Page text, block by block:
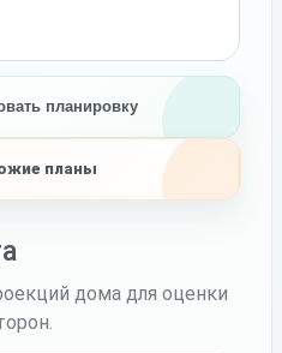
планировку
планы
дома для оценки